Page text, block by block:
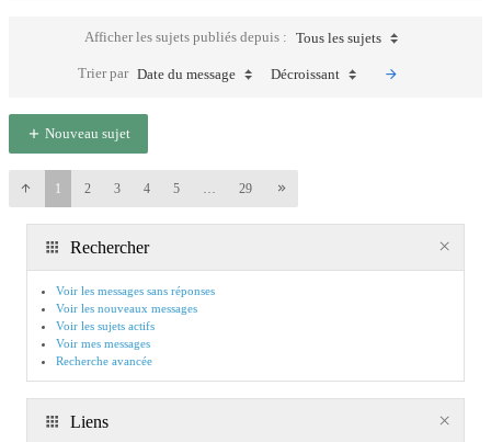
Afficher les sujets publiés depuis : Tous les sujets
Trier par Date du message Décroissant
Nouveau sujet
1 2 3 4 5 … 29
Rechercher
Voir les messages sans réponses
Voir les nouveaux messages
Voir les sujets actifs
Voir mes messages
Recherche avancée
Liens